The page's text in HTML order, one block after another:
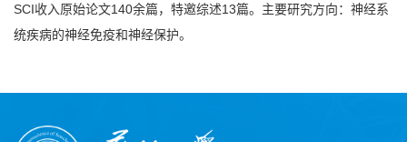
SCI收入原始论文140余篇，特邀综述13篇。主要研究方向：神经系
统疾病的神经免疫和神经保护。